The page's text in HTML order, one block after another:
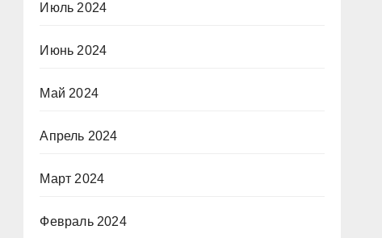
Июль 2024
Июнь 2024
Май 2024
Апрель 2024
Март 2024
Февраль 2024